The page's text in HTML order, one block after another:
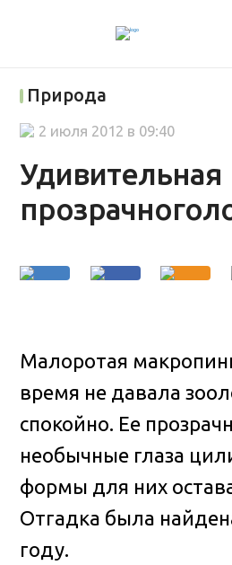
Природа
Удивительная
2 июля 2012 в 09:40
Малоротая
время не давала
спокойно. Ее
необычные глаза
формы для них
Отгадка была
году.